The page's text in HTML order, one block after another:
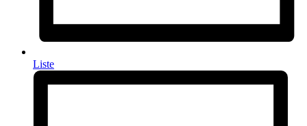
Liste